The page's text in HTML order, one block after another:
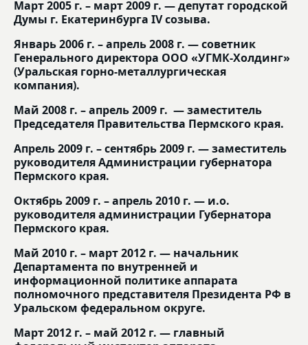
Март 2005 г. – март 2009 г. — депутат городской
Думы г. Екатеринбурга IV созыва.
Январь 2006 г. – апрель 2008 г. — советник
Генерального директора ООО «УГМК-Холдинг»
(Уральская горно-металлургическая
компания).
Май 2008 г. – апрель 2009 г. — заместитель
Председателя Правительства Пермского края.
Апрель 2009 г. – сентябрь 2009 г. — заместитель
руководителя Администрации губернатора
Пермского края.
Октябрь 2009 г. – апрель 2010 г. — и.о.
руководителя администрации Губернатора
Пермского края.
Май 2010 г. – март 2012 г. — начальник
Департамента по внутренней и
информационной политике аппарата
полномочного представителя Президента РФ в
Уральском федеральном округе.
Март 2012 г. – май 2012 г. — главный